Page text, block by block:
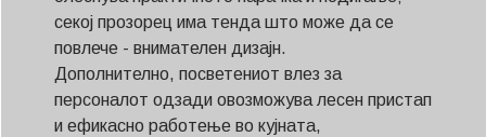
секој прозорец има тенда што може да се
повлече - внимателен дизајн.
Дополнително, посветениот влез за
персоналот одзади овозможува лесен пристап
и ефикасно работење во кујната,